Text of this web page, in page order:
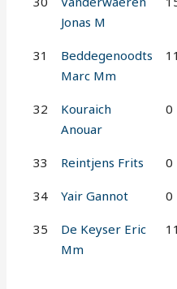
Jonas M
31
Beddegenoodts
Marc Mm
32
Kouraich
Anouar
0
33 Reintjens Frits 0
34 Yair Gannot 0
35
De Keyser Eric
Mm